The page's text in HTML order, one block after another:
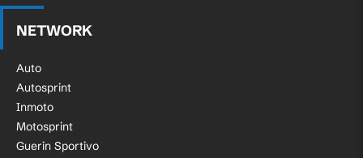
NETWORK
Auto
Autosprint
Inmoto
Motosprint
Guerin Sportivo